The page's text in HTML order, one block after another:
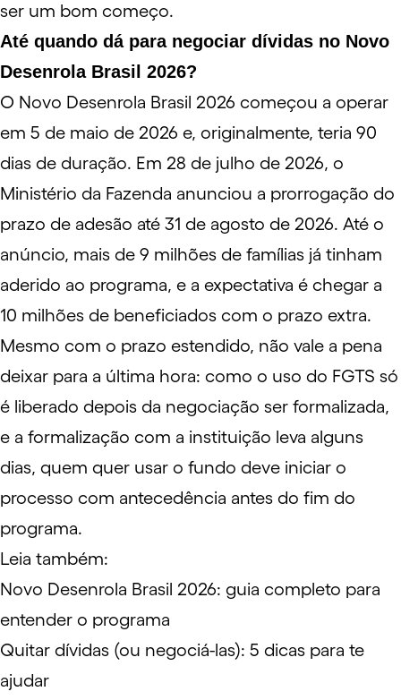
ser um bom começo.
Até quando dá para negociar dívidas no Novo
Desenrola Brasil 2026?
O Novo Desenrola Brasil 2026 começou a operar
em 5 de maio de 2026 e, originalmente, teria 90
dias de duração. Em 28 de julho de 2026, o
Ministério da Fazenda anunciou a prorrogação do
prazo de adesão até 31 de agosto de 2026. Até o
anúncio, mais de 9 milhões de famílias já tinham
aderido ao programa, e a expectativa é chegar a
10 milhões de beneficiados com o prazo extra.
Mesmo com o prazo estendido, não vale a pena
deixar para a última hora: como o uso do FGTS só
é liberado depois da negociação ser formalizada,
e a formalização com a instituição leva alguns
dias, quem quer usar o fundo deve iniciar o
processo com antecedência antes do fim do
programa.
Leia também:
Novo Desenrola Brasil 2026: guia completo para
entender o programa
Quitar dívidas (ou negociá-las): 5 dicas para te
ajudar